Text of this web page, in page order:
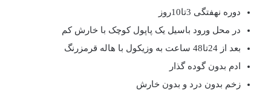
دوره نهفتگی 3تا10روز
در محل ورود باسیل یک پاپول کوچک با خارش کم
بعد از 24تا48 ساعت به وزیکول با هاله قرمزرنگ
ادم بدون گوده گذار
زخم بدون درد و بدون خارش